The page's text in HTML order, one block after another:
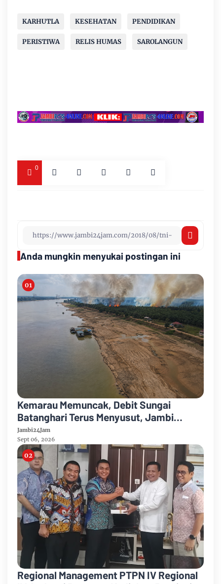
KARHUTLA KESEHATAN PENDIDIKAN
PERISTIWA RELIS HUMAS SAROLANGUN
0
Anda mungkin menyukai postingan ini
Kemarau Memuncak, Debit Sungai
Batanghari Terus Menyusut, Jambi
Hadapi Ancaman Krisis Air Bersih dan
Karhutla
Jambi24Jam
Sept 06, 2026
Regional Management PTPN IV Regional